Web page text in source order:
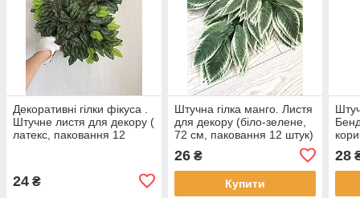
Декоративні гілки фікуса .
Штучне листя для декору (
латекс, паковання 12
24 ₴
Штучна гілка манго. Листя
для декору (біло-зелене,
72 см, паковання 12 штук)
26₴
Купити
28